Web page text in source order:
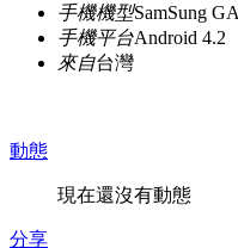
手機機型SamSung
手機平台Android 4.2
來自台灣
動態
現在還沒有動態
分享